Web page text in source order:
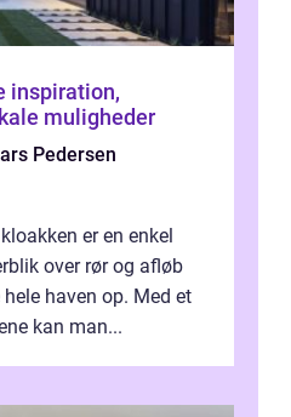
muligheder
Pedersen
er en enkel
over rør og afløb
haven op. Med et
kan man...